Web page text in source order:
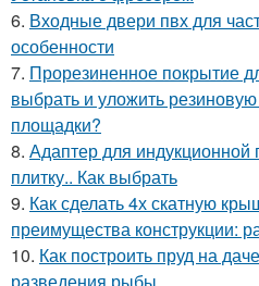
6. Входные двери пвх для
особенности
7. Прорезиненное покрытие
выбрать и уложить резиновую
площадки?
8. Адаптер для
плитку.. Как выбрать
9. Как сделать 4х скатную
преимущества конструкции:
10. Как построить пруд на